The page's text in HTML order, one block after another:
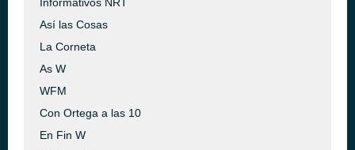
Así las Cosas
La Corneta
As W
WFM
Con Ortega a las 10
En Fin W